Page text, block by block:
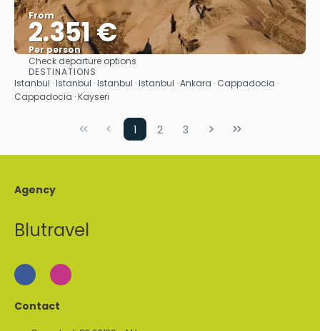
From
2.351 €
Per person
Check departure options
DESTINATIONS
Istanbul · Istanbul · Istanbul · Istanbul · Ankara · Cappadocia ·
Cappadocia · Kayseri
1 2 3
Agency
Blutravel
Contact